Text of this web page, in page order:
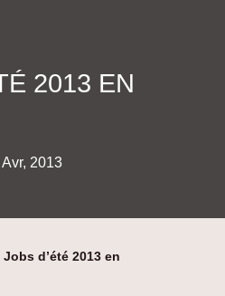
2013 EN
Avr, 2013
Jobs d’été 2013 en